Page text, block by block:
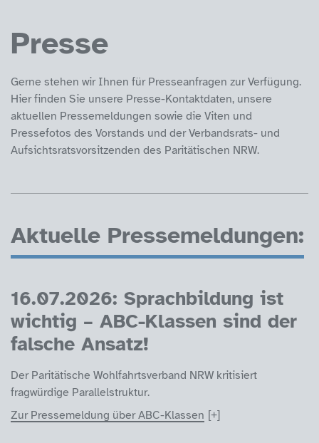
Presse
Gerne stehen wir Ihnen für Presseanfragen zur Verfügung.
Hier finden Sie unsere Presse-Kontaktdaten, unsere
aktuellen Pressemeldungen sowie die Viten und
Pressefotos des Vorstands und der Verbandsrats- und
Aufsichtsratsvorsitzenden des Paritätischen NRW.
Aktuelle Pressemeldungen:
16.07.2026: Sprachbildung ist
wichtig – ABC-Klassen sind der
falsche Ansatz!
Der Paritätische Wohlfahrtsverband NRW kritisiert
fragwürdige Parallelstruktur.
Zur Pressemeldung über ABC-Klassen